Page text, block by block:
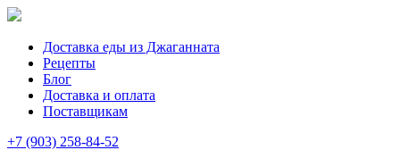
Доставка еды из Джаганната
Рецепты
Блог
Доставка и оплата
Поставщикам
+7 (903) 258-84-52